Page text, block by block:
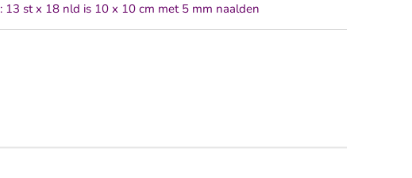
: 13 st x 18 nld is 10 x 10 cm met 5 mm naalden